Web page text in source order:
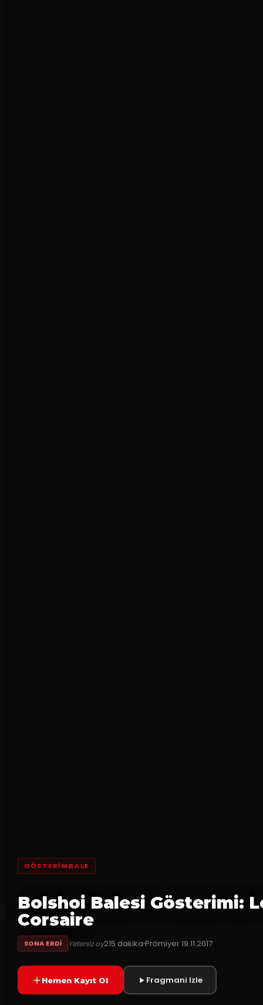
GÖSTERİMBALE
Bolshoi Balesi Gösterimi:
Corsaire
SONA ERDI Yetersiz oy215 dakikaPrömiyer19.11.2017
Hemen Kayıt Ol Fragmani Izle